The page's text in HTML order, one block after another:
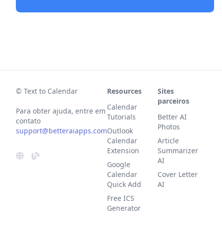
© Text to Calendar
Para obter ajuda, entre em
contato
support@betteraiapps.com
Resources
Calendar
Tutorials
Outlook
Calendar
Extension
Google
Calendar
Quick Add
Free ICS
Generator
Sites
parceiros
Better AI
Photos
Article
Summarizer
AI
Cover Letter
AI